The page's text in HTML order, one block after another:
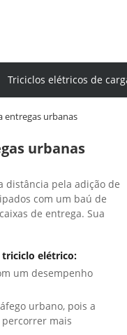
Triciclos elétricos de
entregas urbanas
urbanas
distância pela adição de
com um baú de
de entrega. Sua
triciclo elétrico:
um desempenho
urbano, pois a
mais